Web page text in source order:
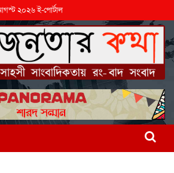
২০২৬ ই-পোর্টাল